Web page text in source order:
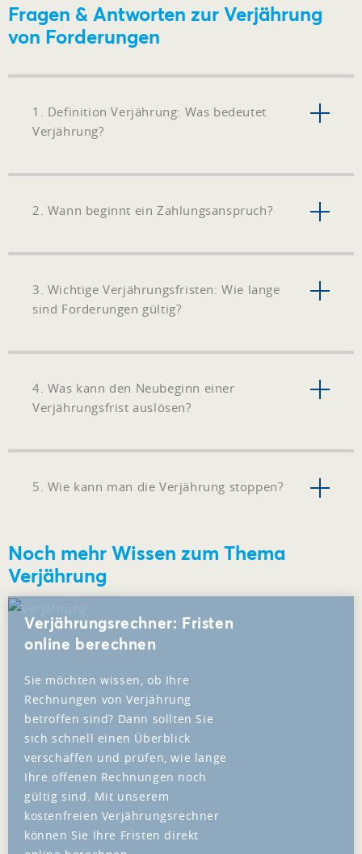
Fragen & Antworten zur Verjährung
von Forderungen
1. Definition Verjährung: Was bedeutet
Verjährung?
2. Wann beginnt ein Zahlungsanspruch?
3. Wichtige Verjährungsfristen: Wie lange
sind Forderungen gültig?
4. Was kann den Neubeginn einer
Verjährungsfrist auslösen?
5. Wie kann man die Verjährung stoppen?
Noch mehr Wissen zum Thema
Verjährung
Verjährungsrechner: Fristen
online berechnen
Sie möchten wissen, ob Ihre
Rechnungen von Verjährung
betroffen sind? Dann sollten Sie
sich schnell einen Überblick
verschaffen und prüfen, wie lange
Ihre offenen Rechnungen noch
gültig sind. Mit unserem
kostenfreien Verjährungsrechner
können Sie Ihre Fristen direkt